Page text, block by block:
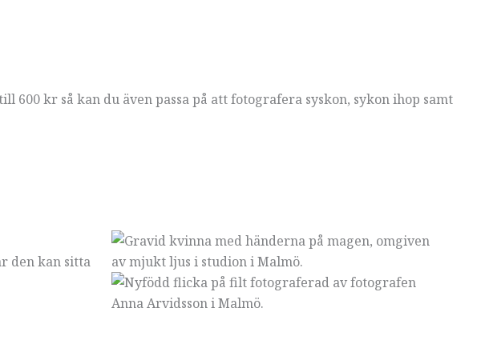
kr så kan du även passa på att fotografera syskon, sykon ihop samt
den kan sitta